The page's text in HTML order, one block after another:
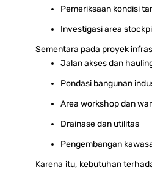
Pemeriksaan kondisi
Investigasi area
Sementara pada proyek
Jalan akses dan
Pondasi bangunan
Area workshop dan
Drainase dan utilitas
Pengembangan
Karena itu, kebutuhan